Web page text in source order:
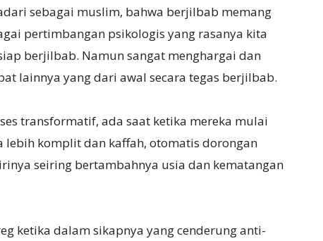
sebagai muslim, bahwa berjilbab memang
pertimbangan psikologis yang rasanya kita
berjilbab. Namun sangat menghargai dan
lainnya yang dari awal secara tegas berjilbab.
transformatif, ada saat ketika mereka mulai
lebih komplit dan kaffah, otomatis dorongan
seiring bertambahnya usia dan kematangan
ketika dalam sikapnya yang cenderung anti-